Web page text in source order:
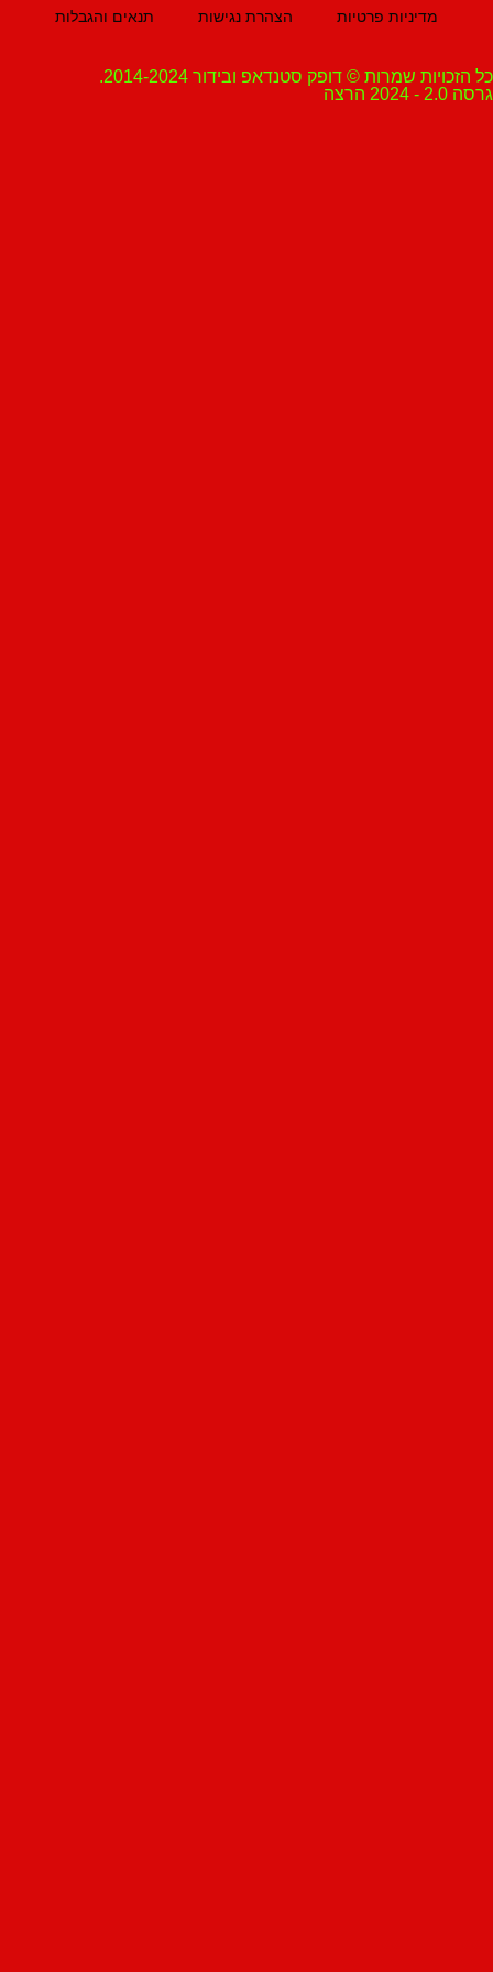
מדיניות פרטיות הצהרת נגישות תנאים והגבלות
שמרות © דופק סטנדאפ ובידור 2014-2024.